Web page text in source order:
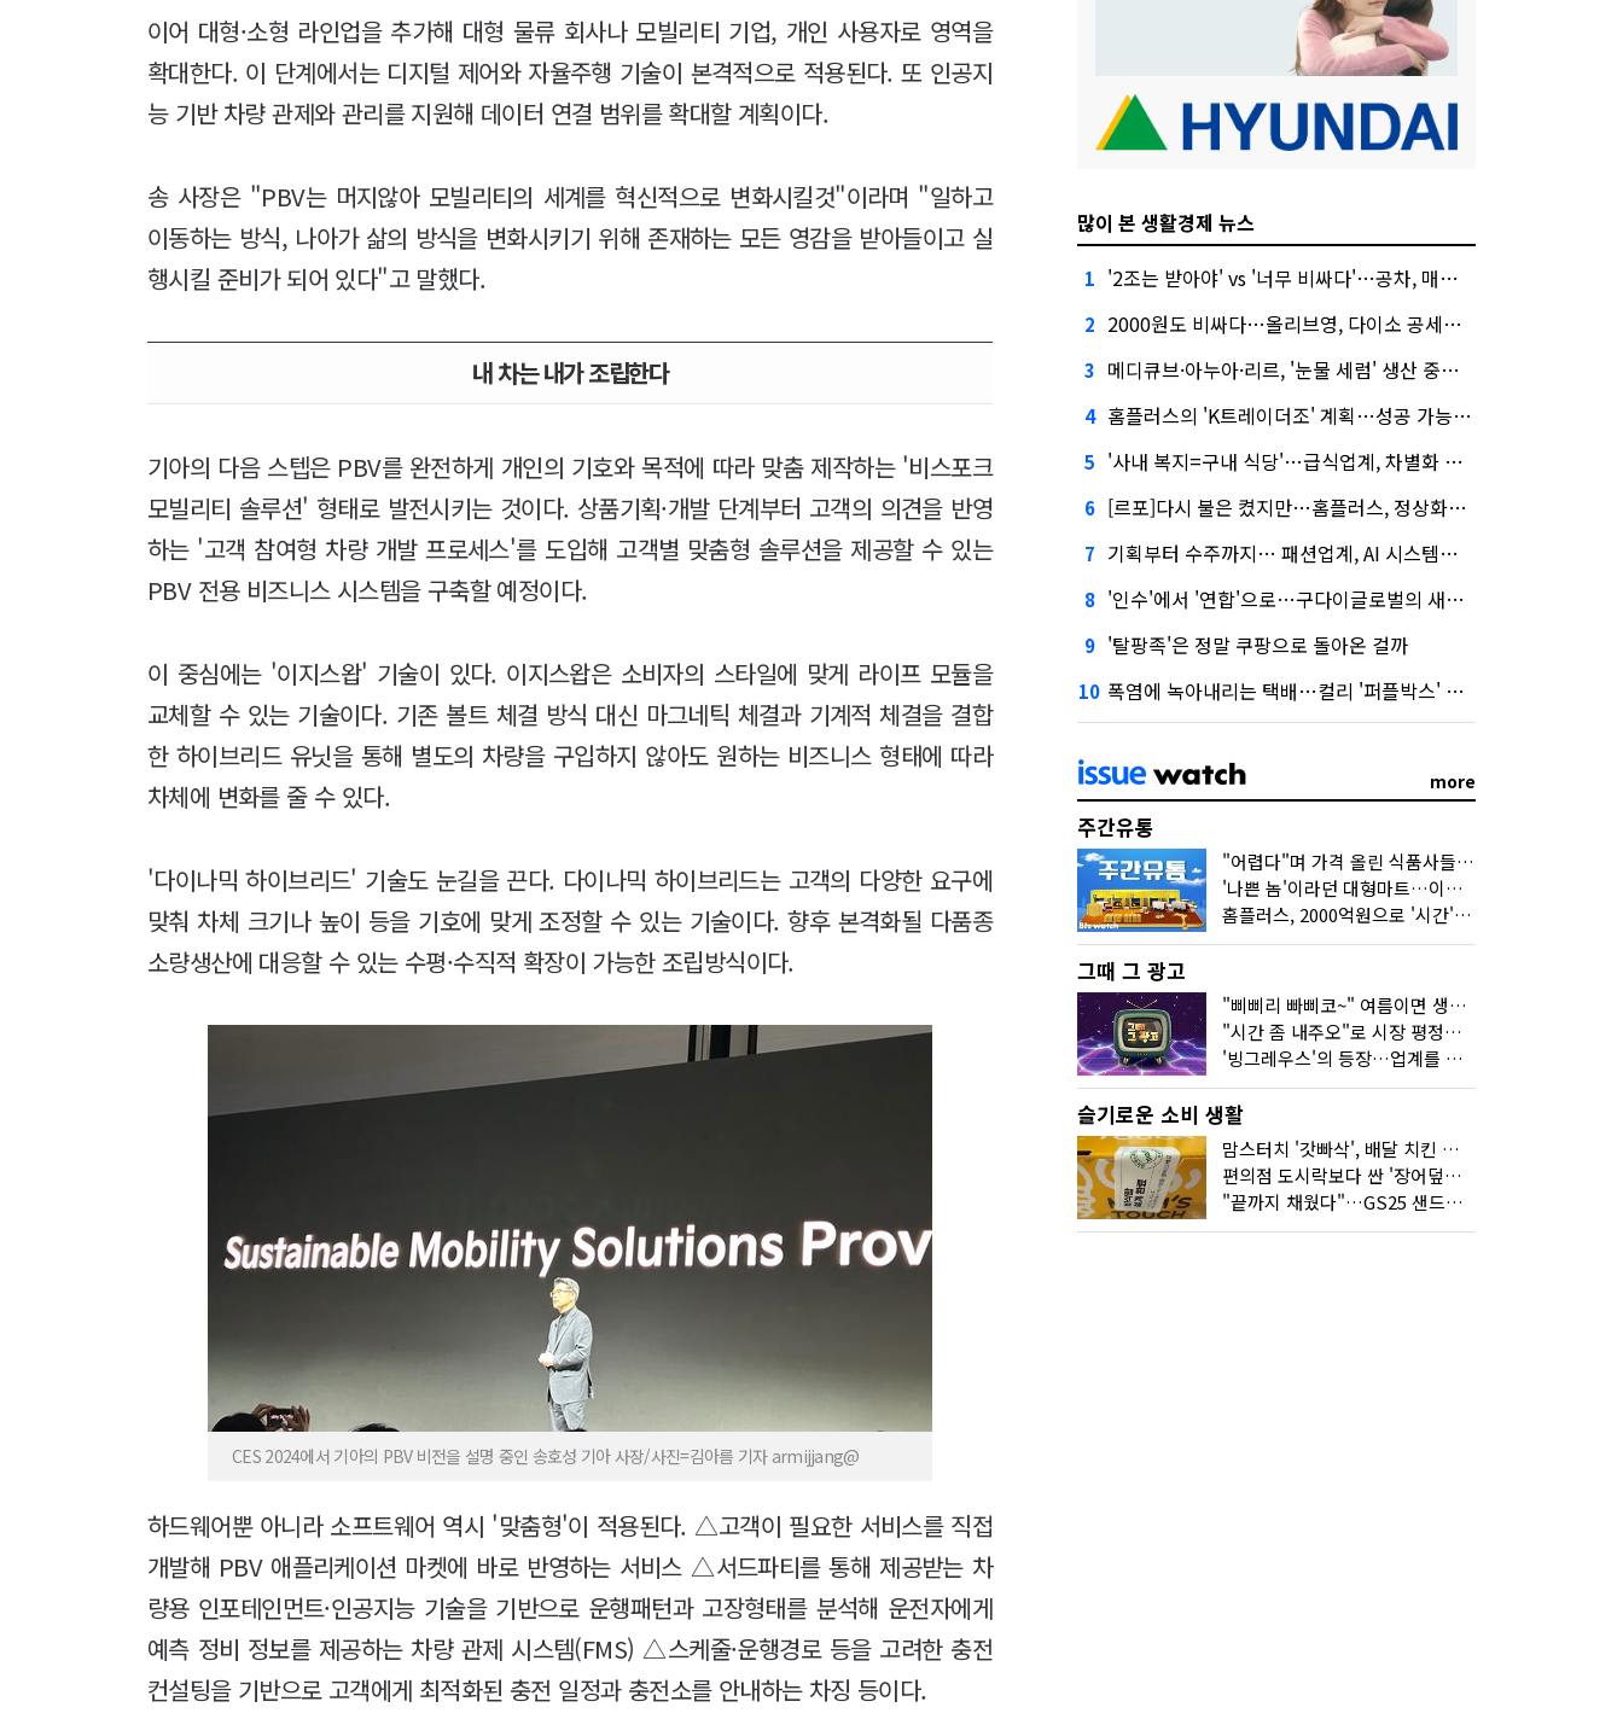
이어 대형·소형 라인업을 추가해 대형 물류 회사나 모빌리티 기업, 개인 사용자로 영역을
확대한다. 이 단계에서는 디지털 제어와 자율주행 기술이 본격적으로 적용된다. 또 인공지
능 기반 차량 관제와 관리를 지원해 데이터 연결 범위를 확대할 계획이다.
송 사장은 "PBV는 머지않아 모빌리티의 세계를 혁신적으로 변화시킬것"이라며 "일하고
이동하는 방식, 나아가 삶의 방식을 변화시키기 위해 존재하는 모든 영감을 받아들이고 실
행시킬 준비가 되어 있다"고 말했다.
내 차는 내가 조립한다
기아의 다음 스텝은 PBV를 완전하게 개인의 기호와 목적에 따라 맞춤 제작하는 '비스포크
모빌리티 솔루션' 형태로 발전시키는 것이다. 상품기획·개발 단계부터 고객의 의견을 반영
하는 '고객 참여형 차량 개발 프로세스'를 도입해 고객별 맞춤형 솔루션을 제공할 수 있는
PBV 전용 비즈니스 시스템을 구축할 예정이다.
이 중심에는 '이지스왑' 기술이 있다. 이지스왑은 소비자의 스타일에 맞게 라이프 모듈을
교체할 수 있는 기술이다. 기존 볼트 체결 방식 대신 마그네틱 체결과 기계적 체결을 결합
한 하이브리드 유닛을 통해 별도의 차량을 구입하지 않아도 원하는 비즈니스 형태에 따라
차체에 변화를 줄 수 있다.
'다이나믹 하이브리드' 기술도 눈길을 끈다. 다이나믹 하이브리드는 고객의 다양한 요구에
맞춰 차체 크기나 높이 등을 기호에 맞게 조정할 수 있는 기술이다. 향후 본격화될 다품종
소량생산에 대응할 수 있는 수평·수직적 확장이 가능한 조립방식이다.
CES 2024에서 기아의 PBV 비전을 설명 중인 송호성 기아 사장/사진=김아름 기자 armijjang@
하드웨어뿐 아니라 소프트웨어 역시 '맞춤형'이 적용된다. △고객이 필요한 서비스를 직접
개발해 PBV 애플리케이션 마켓에 바로 반영하는 서비스 △서드파티를 통해 제공받는 차
량용 인포테인먼트·인공지능 기술을 기반으로 운행패턴과 고장형태를 분석해 운전자에게
예측 정비 정보를 제공하는 차량 관제 시스템(FMS) △스케줄·운행경로 등을 고려한 충전
컨설팅을 기반으로 고객에게 최적화된 충전 일정과 충전소를 안내하는 차징 등이다.
많이 본 생활경제 뉴스
1 '2조는 받아야' vs '너무 비싸다'…공차, 매각 성공할까
2 2000원도 비싸다…올리브영, 다이소 공세에 '가성비'로 맞불
3 메디큐브·아누아·리르, '눈물 세럼' 생산 중단한다
4 홈플러스의 'K트레이더조' 계획…성공 가능성은 '글쎄'
5 '사내 복지=구내 식당'…급식업계, 차별화 경쟁 본격화
6 [르포]다시 불은 켰지만…홈플러스, 정상화까진 '까마득'
7 기획부터 수주까지… 패션업계, AI 시스템화 박차
8 '인수'에서 '연합'으로…구다이글로벌의 새로운 투자법
9 '탈팡족'은 정말 쿠팡으로 돌아온 걸까
10 폭염에 녹아내리는 택배…컬리 '퍼플박스' 대안 될까
more
주간유통
"어렵다"며 가격 올린 식품사들…진짜 어려운 거 맞아?
'나쁜 놈'이라던 대형마트…이젠 '불쌍한 놈' 됐다
홈플러스, 2000억원으로 '시간'을 샀다
그때 그 광고
"삐삐리 빠삐코~" 여름이면 생각나는 그 노래
"시간 좀 내주오"로 시장 평정한 하이마트
'빙그레우스'의 등장…업계를 흔든 '세계관' 마케팅
슬기로운 소비 생활
맘스터치 '갓빠삭', 배달 치킨 선입견을 바꿨다
편의점 도시락보다 싼 '장어덮밥'…오뚜기가 해냈다
"끝까지 채웠다"…GS25 샌드위치의 달라진 '속'사정